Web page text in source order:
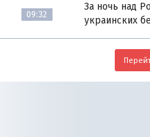
09:32
За ночь над
украинских